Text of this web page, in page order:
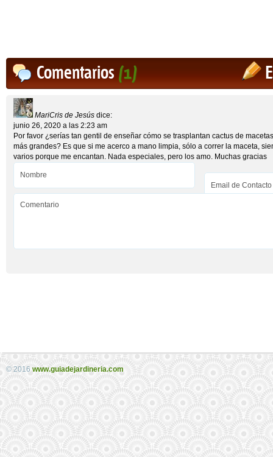
Comentarios(1)
MariCris de Jesús dice:
junio 26, 2020 a las 2:23 am
Por favor ¿serías tan gentil de enseñar cómo se trasplantan cactus de
más grandes? Es que si me acerco a mano limpia, sólo a correr la maceta,
varios porque me encantan. Nada especiales, pero los amo. Muchas gracias
© 2016 www.guiadejardineria.com